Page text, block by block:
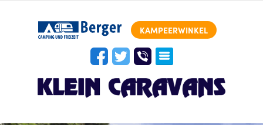
KAMPEERWINKEL